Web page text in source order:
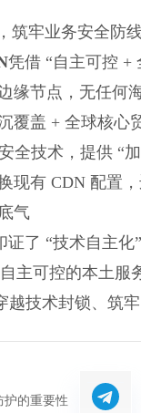
筑牢业务安全防
凭借 “自主可控 +
缘节点，无任
覆盖 + 全球核
全技术，提供 “
现有 CDN 配置
气
了 “技术自主
主可控的本土
越技术封锁、筑
护的重要性